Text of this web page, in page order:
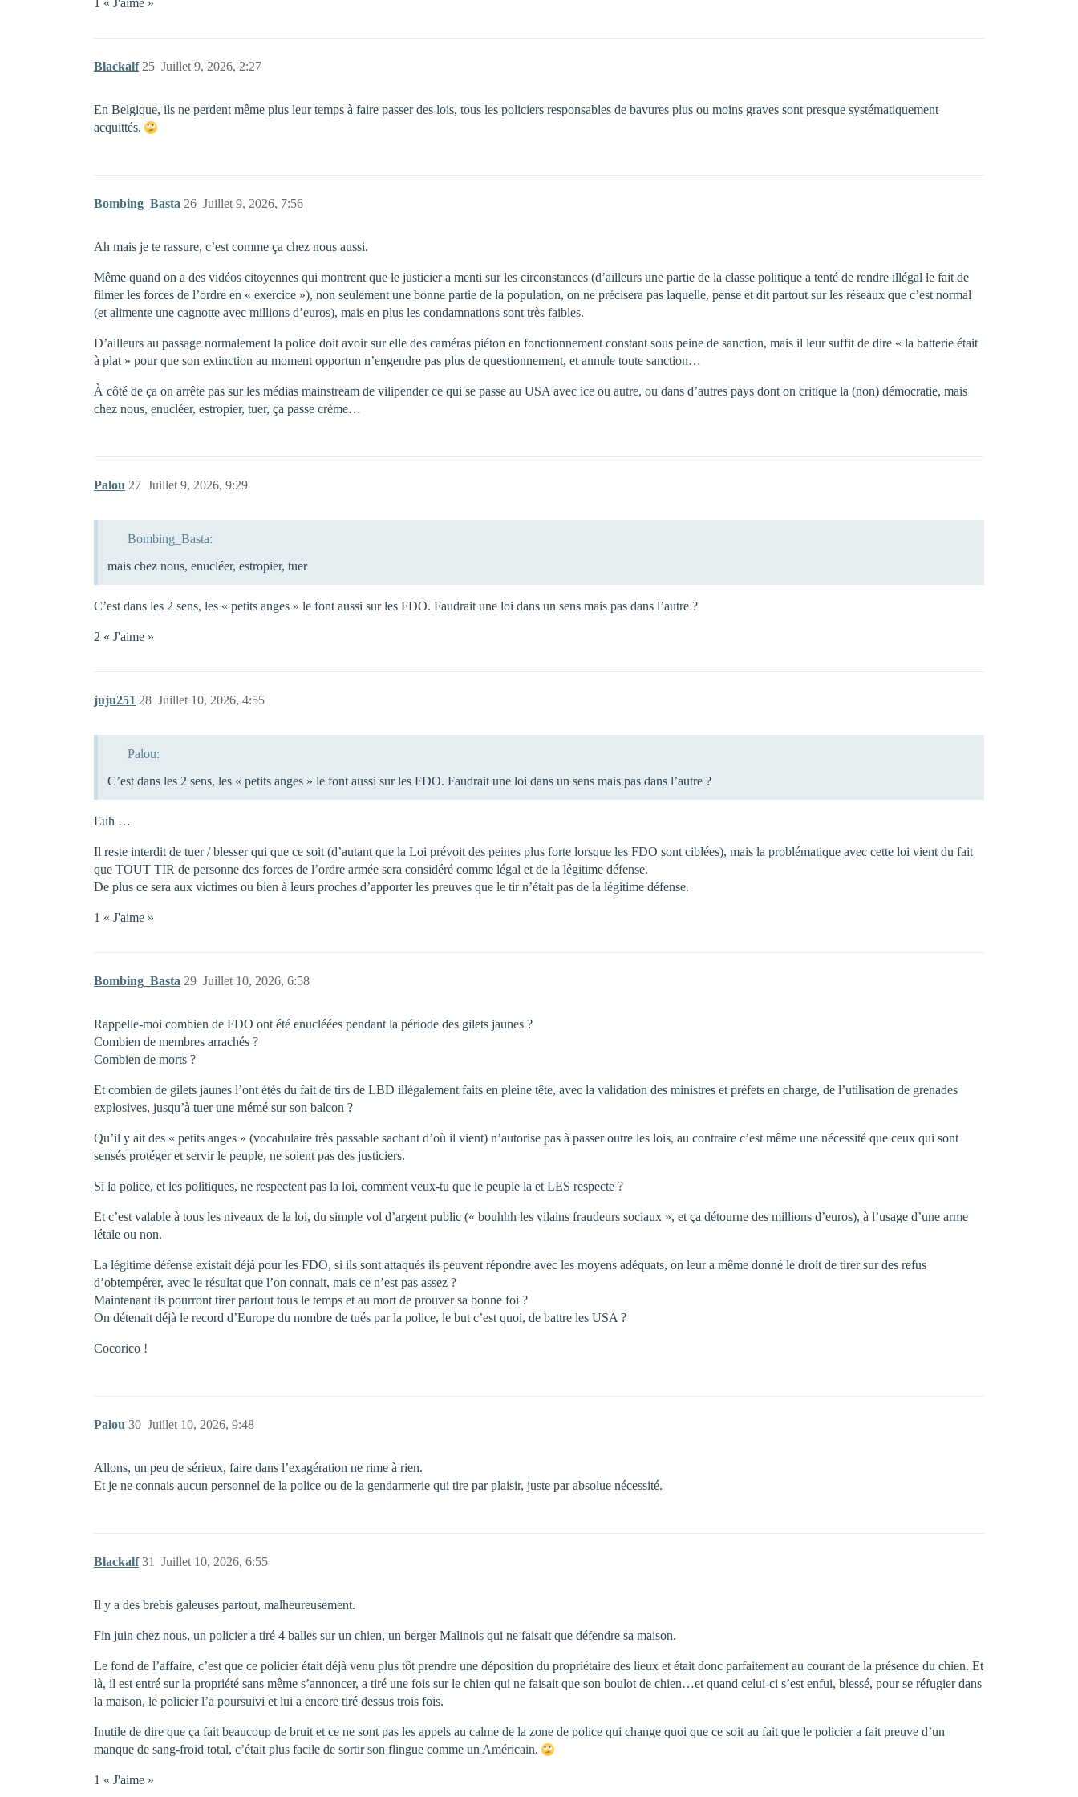
1 « J'aime »
Blackalf Juillet 9, 2026, 2:27
25
En Belgique, ils ne perdent même plus leur temps à faire passer des lois, tous les policiers responsables de bavures plus ou moins graves sont presque systématiquement
acquittés.
Bombing_Basta Juillet 9, 2026, 7:56
26
Ah mais je te rassure, c’est comme ça chez nous aussi.
Même quand on a des vidéos citoyennes qui montrent que le justicier a menti sur les circonstances (d’ailleurs une partie de la classe politique a tenté de rendre illégal le fait de
filmer les forces de l’ordre en « exercice »), non seulement une bonne partie de la population, on ne précisera pas laquelle, pense et dit partout sur les réseaux que c’est normal
(et alimente une cagnotte avec millions d’euros), mais en plus les condamnations sont très faibles.
D’ailleurs au passage normalement la police doit avoir sur elle des caméras piéton en fonctionnement constant sous peine de sanction, mais il leur suffit de dire « la batterie était
à plat » pour que son extinction au moment opportun n’engendre pas plus de questionnement, et annule toute sanction…
À côté de ça on arrête pas sur les médias mainstream de vilipender ce qui se passe au USA avec ice ou autre, ou dans d’autres pays dont on critique la (non) démocratie, mais
chez nous, enucléer, estropier, tuer, ça passe crème…
Palou Juillet 9, 2026, 9:29
27
Bombing_Basta:
mais chez nous, enucléer, estropier, tuer
C’est dans les 2 sens, les « petits anges » le font aussi sur les FDO. Faudrait une loi dans un sens mais pas dans l’autre ?
2 « J'aime »
juju251 Juillet 10, 2026, 4:55
28
Palou:
C’est dans les 2 sens, les « petits anges » le font aussi sur les FDO. Faudrait une loi dans un sens mais pas dans l’autre ?
Euh …
Il reste interdit de tuer / blesser qui que ce soit (d’autant que la Loi prévoit des peines plus forte lorsque les FDO sont ciblées), mais la problématique avec cette loi vient du fait
que TOUT TIR de personne des forces de l’ordre armée sera considéré comme légal et de la légitime défense.
De plus ce sera aux victimes ou bien à leurs proches d’apporter les preuves que le tir n’était pas de la légitime défense.
1 « J'aime »
Bombing_Basta Juillet 10, 2026, 6:58
29
Rappelle-moi combien de FDO ont été enucléées pendant la période des gilets jaunes ?
Combien de membres arrachés ?
Combien de morts ?
Et combien de gilets jaunes l’ont étés du fait de tirs de LBD illégalement faits en pleine tête, avec la validation des ministres et préfets en charge, de l’utilisation de grenades
explosives, jusqu’à tuer une mémé sur son balcon ?
Qu’il y ait des « petits anges » (vocabulaire très passable sachant d’où il vient) n’autorise pas à passer outre les lois, au contraire c’est même une nécessité que ceux qui sont
sensés protéger et servir le peuple, ne soient pas des justiciers.
Si la police, et les politiques, ne respectent pas la loi, comment veux-tu que le peuple la et LES respecte ?
Et c’est valable à tous les niveaux de la loi, du simple vol d’argent public (« bouhhh les vilains fraudeurs sociaux », et ça détourne des millions d’euros), à l’usage d’une arme
létale ou non.
La légitime défense existait déjà pour les FDO, si ils sont attaqués ils peuvent répondre avec les moyens adéquats, on leur a même donné le droit de tirer sur des refus
d’obtempérer, avec le résultat que l’on connait, mais ce n’est pas assez ?
Maintenant ils pourront tirer partout tous le temps et au mort de prouver sa bonne foi ?
On détenait déjà le record d’Europe du nombre de tués par la police, le but c’est quoi, de battre les USA ?
Cocorico !
Palou Juillet 10, 2026, 9:48
30
Allons, un peu de sérieux, faire dans l’exagération ne rime à rien.
Et je ne connais aucun personnel de la police ou de la gendarmerie qui tire par plaisir, juste par absolue nécessité.
Blackalf Juillet 10, 2026, 6:55
31
Il y a des brebis galeuses partout, malheureusement.
Fin juin chez nous, un policier a tiré 4 balles sur un chien, un berger Malinois qui ne faisait que défendre sa maison.
Le fond de l’affaire, c’est que ce policier était déjà venu plus tôt prendre une déposition du propriétaire des lieux et était donc parfaitement au courant de la présence du chien. Et
là, il est entré sur la propriété sans même s’annoncer, a tiré une fois sur le chien qui ne faisait que son boulot de chien…et quand celui-ci s’est enfui, blessé, pour se réfugier dans
la maison, le policier l’a poursuivi et lui a encore tiré dessus trois fois.
Inutile de dire que ça fait beaucoup de bruit et ce ne sont pas les appels au calme de la zone de police qui change quoi que ce soit au fait que le policier a fait preuve d’un
manque de sang-froid total, c’était plus facile de sortir son flingue comme un Américain.
1 « J'aime »